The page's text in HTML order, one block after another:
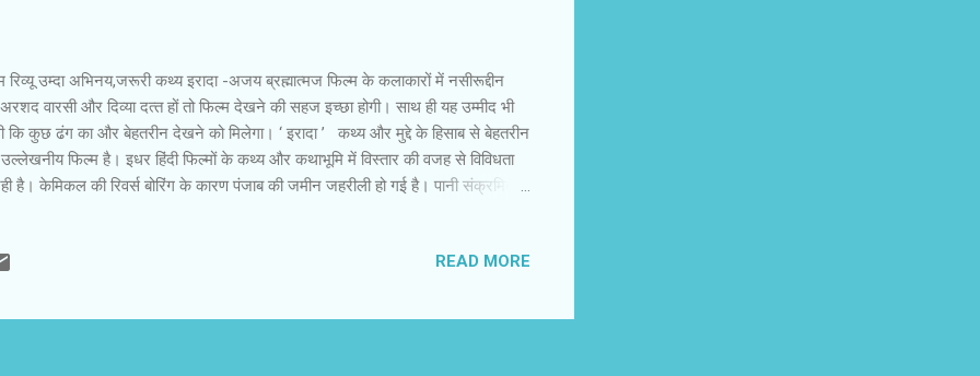
रिव्‍यू उम्‍दा अभिनय,जरूरी कथ्‍य इरादा -अजय ब्रह्मात्‍मज फिल्‍म के कलाकारों में नसीरूद्दीन
वारसी और दिव्‍या दत्‍त हों तो फिल्‍म देखने की सहज इच्‍छा होगी। साथ ही यह उम्‍मीद भी
कि कुछ ढंग का और बेहतरीन देखने को मिलेगा। ‘ इरादा ’ कथ्‍य और मुद्दे के हिसाब से बेहतरीन
फिल्‍म है। इधर हिंदी फिल्‍मों के कथ्‍य और कथाभूमि में विस्‍तार की वजह से विविधता
है। केमिकल की रिवर्स बोरिंग के कारण पंजाब की जमीन जहरीली हो गई है। पानी संक्रमित हो
की है। रिया(रुमाना मोल्‍ला) अपने पिता परमजीत वालिया(नसीरूद्दीन शाह) के साथ रहती
परीक्षाओं की तैयारी कर रही है। पिता और बेटी के रिश्‍ते को निर्देशक ने बहुत खूबसूरती से
READ MORE